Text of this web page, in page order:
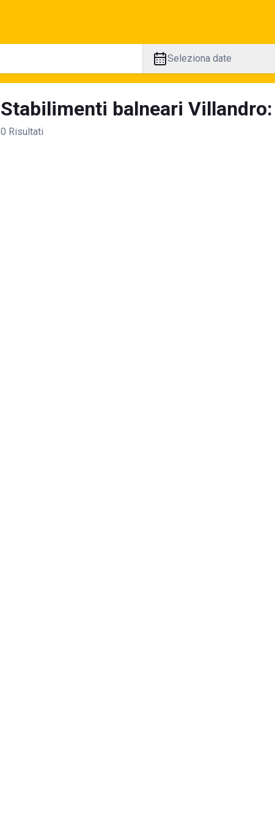
Seleziona date
Stabilimenti balneari
0 Risultati